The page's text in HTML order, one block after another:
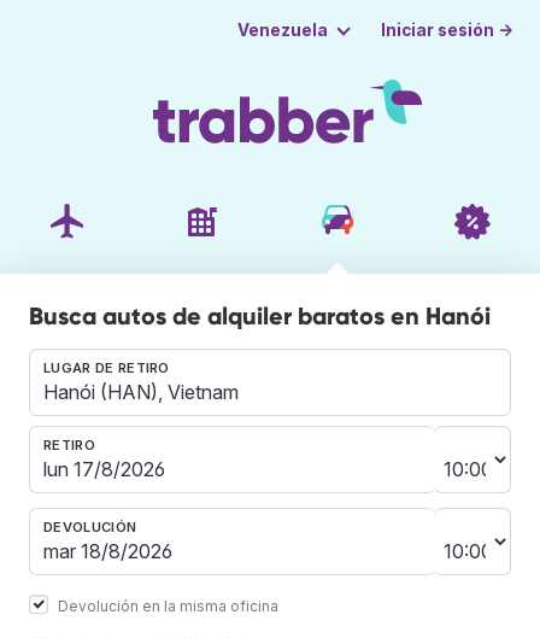
Venezuela Iniciar sesión →
Busca autos de alquiler baratos en Hanói
LUGAR DE RETIRO
RETIRO
DEVOLUCIÓN
Devolución en la misma oficina